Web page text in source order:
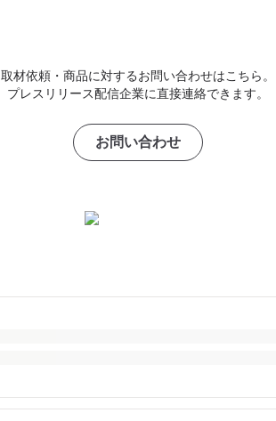
取材依頼・商品に対するお問い合わせはこちら。
プレスリリース配信企業に直接連絡できます。
お問い合わせ